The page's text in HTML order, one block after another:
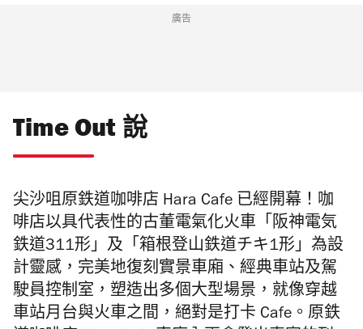
廣告
Time Out 說
尖沙咀原鉄道咖啡店 Hara Cafe 已經開幕！ 咖
啡店以具代表性的古董電氣化火車 「 阪神電気
鉄道311形」 及 「箱根登山鉄道チキ1形」 為設
計靈感，完美地復刻實景車廂、經典車站及駕
駛員控制室，塑造出多個大型場景，就像穿越
車站月台與火車之間，絕對是打卡 Cafe。 原鉄